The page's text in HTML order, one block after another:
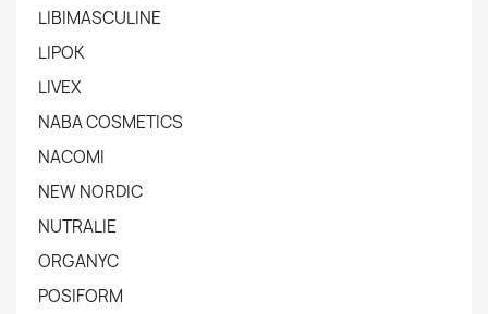
LIBIMASCULINE
LIPOK
LIVEX
NABA COSMETICS
NACOMI
NEW NORDIC
NUTRALIE
ORGANYC
POSIFORM